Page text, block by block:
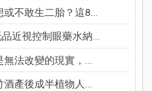
或不敢生二胎？這8...
近視控制眼藥水納...
無法改變的現實，...
酒產後成半植物人...